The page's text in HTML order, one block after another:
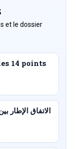
et le dossier
14 points